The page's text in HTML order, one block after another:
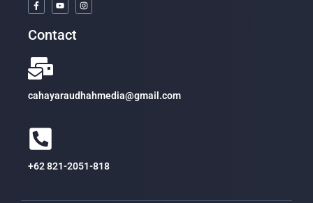
Contact
cahayaraudhahmedia@gmail.com
+62 821-2051-818